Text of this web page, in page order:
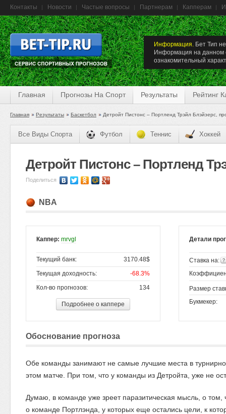
Контакты Новости Частые вопросы Партнерам Капперам
Информация. Бет Тип
Информация на данном
ознакомительный
Главная Прогнозы На Спорт Результаты Рейтинг
Главная Результаты Баскетбол Детройт Пистонс – Портленд Трэйл Блэйзерс,
Все Виды Спорта Футбол Теннис Хоккей
Детройт Пистонс – Портленд
Поделиться
NBA
Каппер: mrvgl
Текущий банк:
3170.48$
Текущая доходность:
-68.3%
Кол-во прогнозов:
134
Подробнее о каппере
Детали
Ставка на:
Размер
Букмекер:
Обоснование прогноза
Обе команды занимают не самые лучшие места в
этом матче. При том, что у команды из Детройта, уже не
Думаю, в команде уже зреет паразитическая мысль, о том,
о команде Портлэнда, у которых еще остались цели, к